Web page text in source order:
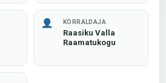
KORRALDAJA
Raasiku Valla
Raamatukogu